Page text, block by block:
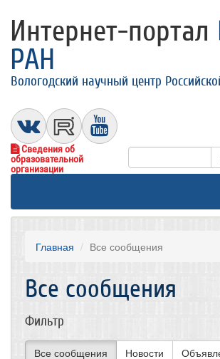
Интернет-портал
РАН
Вологодский научный центр
Сведения об
образовательной
организации
Главная Все сообщения
Все сообщения
Фильтр
Все сообщения Новости